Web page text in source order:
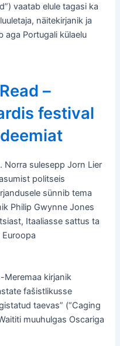
vaatab elule tagasi ka
näitekirjanik ja
aga Portugali külaelu
–
festival
Norra sulesepp Jorn Lier
politseis
sünnib tema
Philip Gwynne Jones
Itaaliasse sattus ta
Meremaa kirjanik
fašistlikusse
taevas” (“Caging
muuhulgas Oscariga